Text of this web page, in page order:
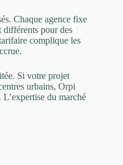
Chaque agence fixe
différents pour des
complique les
Si votre projet
urbains, Orpi
L’expertise du marché